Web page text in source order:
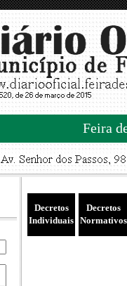
Feira
Decretos
Individuais
Decretos
Normativos